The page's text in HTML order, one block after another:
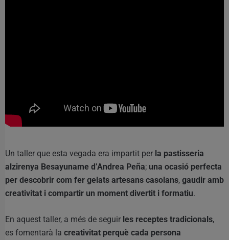
Un taller que esta vegada era impartit per la pastisseria
alzirenya Besayuname d’Andrea Peña; una ocasió perfecta
per descobrir com fer gelats artesans casolans, gaudir amb
creativitat i compartir un moment divertit i formatiu.
En aquest taller, a més de seguir les receptes tradicionals,
es fomentarà la creativitat perquè cada persona